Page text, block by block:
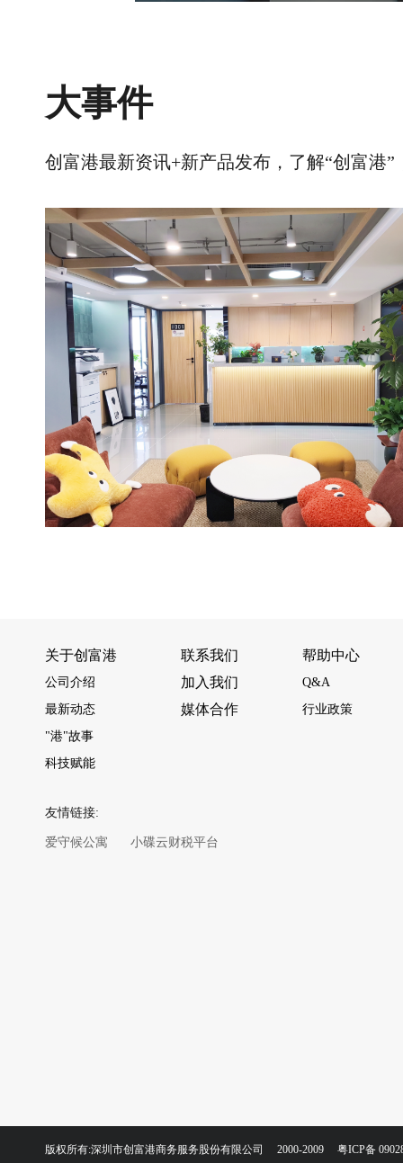
大事件
创富港最新资讯+新产品发布，了解“创富港
关于创富港
公司介绍
最新动态
"港"故事
科技赋能
联系我们
加入我们
媒体合作
帮助中心
Q&A
行业政策
友情链接:
爱守候公寓 小碟云财税平台
版权所有:深圳市创富港商务服务股份有限公司 2000-2009 粤ICP备